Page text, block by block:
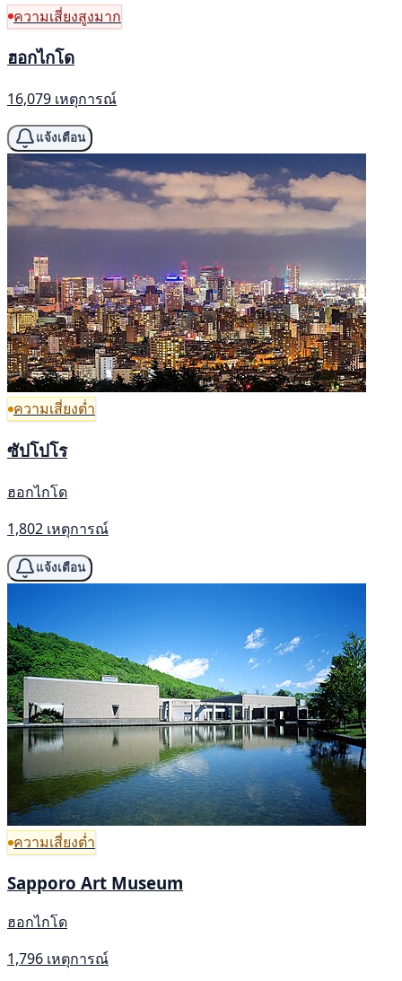
ความเสี่ยงสูงมาก
ฮอกไกโด
16,079 เหตุการณ์
แจ้งเตือน
ความเสี่ยงต่ำ
ซัปโปโร
ฮอกไกโด
1,802 เหตุการณ์
แจ้งเตือน
ความเสี่ยงต่ำ
Sapporo Art Museum
ฮอกไกโด
1,796 เหตุการณ์